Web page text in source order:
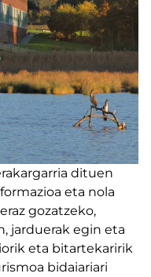
dituen
eta nola
gozatzeko,
jarduerak egin eta
eta bitartekaririk
bidaiariari